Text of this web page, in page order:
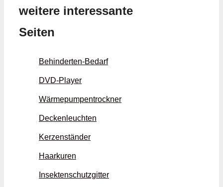
weitere interessante
Seiten
Behinderten-Bedarf
DVD-Player
Wärmepumpentrockner
Deckenleuchten
Kerzenständer
Haarkuren
Insektenschutzgitter